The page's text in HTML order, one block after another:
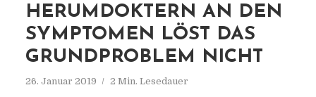
HERUMDOKTERN AN DEN
SYMPTOMEN LÖST DAS
GRUNDPROBLEM NICHT
26. Januar 2019 2 Min. Lesedauer